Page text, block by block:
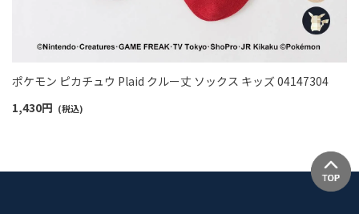
ポケモン ピカチュウ Plaid クルー丈 ソックス キッズ 04147304
1,430円 (税込)